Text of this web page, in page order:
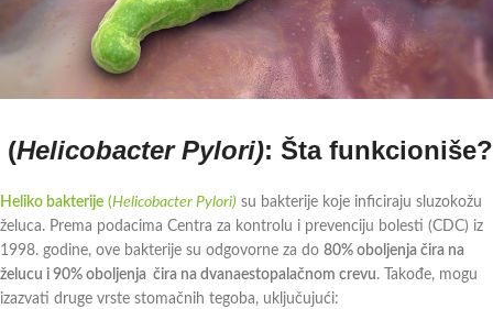
(Helicobacter Pylori): Šta funkcioniše?
Heliko bakterije (Helicobacter Pylori) su bakterije koje inficiraju sluzokožu
želuca. Prema podacima Centra za kontrolu i prevenciju bolesti (CDC) iz
1998. godine, ove bakterije su odgovorne za do 80% oboljenja čira na
želucu i 90% oboljenja čira na dvanaestopalačnom crevu. Takođe, mogu
izazvati druge vrste stomačnih tegoba, uključujući: